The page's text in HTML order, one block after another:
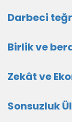
Darbeci
Birlik ve
Zekât ve
Sonsuzluk